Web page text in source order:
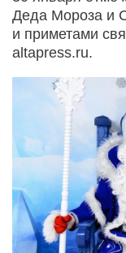
Деда Мороза и
и приметами
altapress.ru.